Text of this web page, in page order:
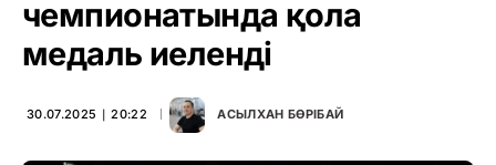
чемпионатында қола
медаль иеленді
30.07.2025 ∣ 20:22 АСЫЛХАН БӨРІБАЙ